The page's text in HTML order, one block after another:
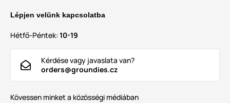
Lépjen velünk kapcsolatba
Hétfő-Péntek: 10-19
Kérdése vagy javaslata van?
orders@groundies.cz
Kövessen minket a közösségi médiában